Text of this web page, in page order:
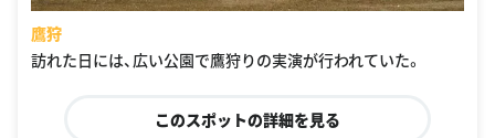
鷹狩
訪れた日には、広い公園で鷹狩りの実演が行われていた。
このスポットの詳細を見る